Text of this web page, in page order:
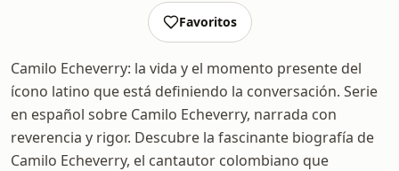
Favoritos
Camilo Echeverry: la vida y el momento presente del
ícono latino que está definiendo la conversación. Serie
en español sobre Camilo Echeverry, narrada con
reverencia y rigor. Descubre la fascinante biografía de
Camilo Echeverry, el cantautor colombiano que